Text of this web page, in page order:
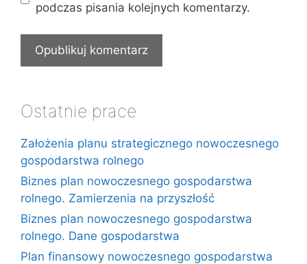
podczas pisania kolejnych komentarzy.
Ostatnie prace
Założenia planu strategicznego nowoczesnego
gospodarstwa rolnego
Biznes plan nowoczesnego gospodarstwa
rolnego. Zamierzenia na przyszłość
Biznes plan nowoczesnego gospodarstwa
rolnego. Dane gospodarstwa
Plan finansowy nowoczesnego gospodarstwa